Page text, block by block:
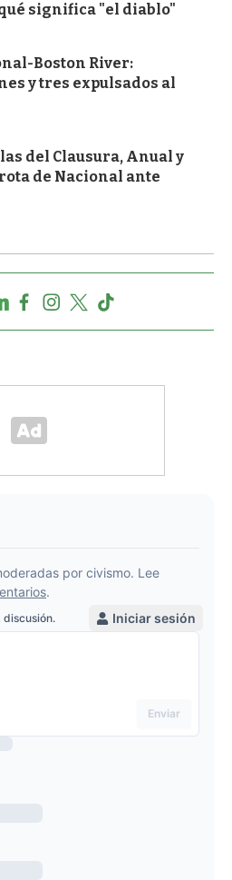
significa "el diablo"
Boston River:
y tres expulsados al
del Clausura, Anual y
de Nacional ante